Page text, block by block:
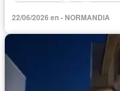
Cuarto de servicio
Recámara con
Permite niños
22/06/2026 en - NORMANDIA